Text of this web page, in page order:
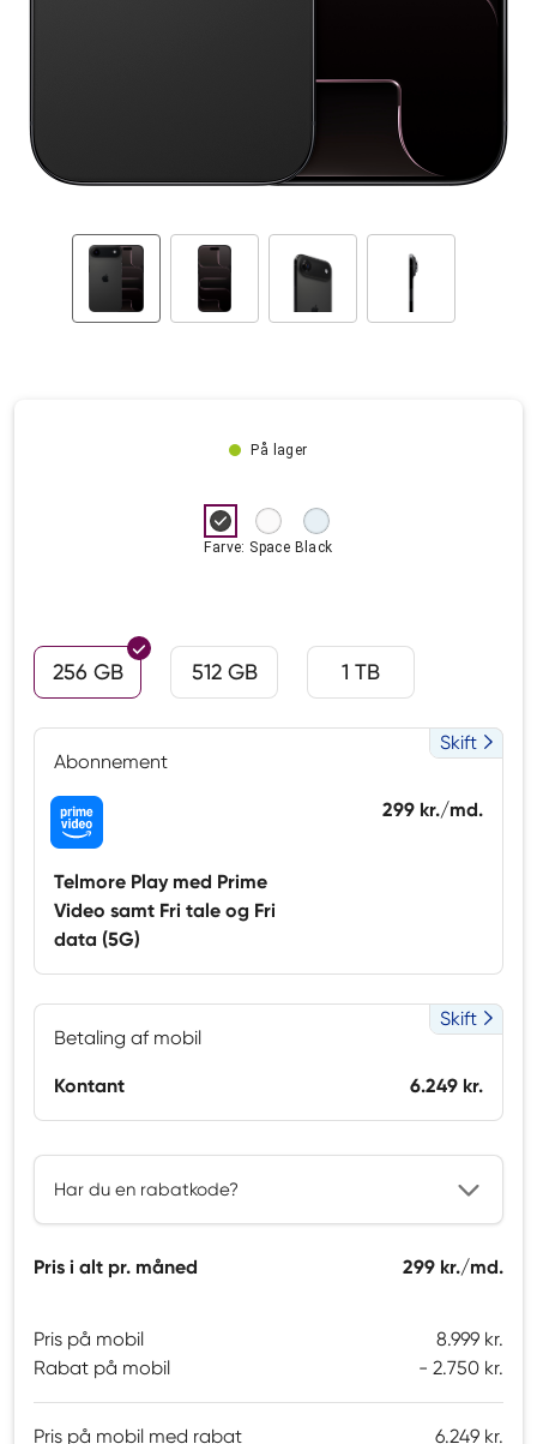
På lager
Farve: Space Black
256 GB 512 GB 1 TB
Abonnement
Skift
Telmore Play med Prime
Video samt Fri tale og Fri
data (5G)
299 kr./md.
Betaling af mobil
Skift
Kontant 6.249 kr.
Har du en rabatkode?
Pris i alt pr. måned 299 kr./md.
Pris på mobil
8.999 kr.
Rabat på mobil
2.750 kr.
Pris på mobil med rabat
6.249 kr.